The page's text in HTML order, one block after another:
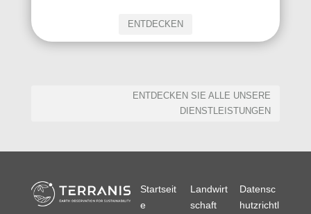
ENTDECKEN
ENTDECKEN SIE ALLE UNSERE
DIENSTLEISTUNGEN
Startseit
e
Landwirt
schaft
Datensc
hutzrichtl